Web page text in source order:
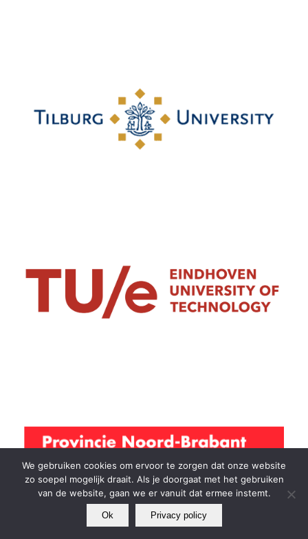
We gebruiken cookies om ervoor te zorgen dat onze website
zo soepel mogelijk draait. Als je doorgaat met het gebruiken
van de website, gaan we er vanuit dat ermee instemt.
Ok Privacy policy